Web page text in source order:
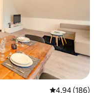
4,94 de uma
4,94 (186)